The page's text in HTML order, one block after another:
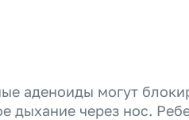
аденоиды могут
дыхание через нос.